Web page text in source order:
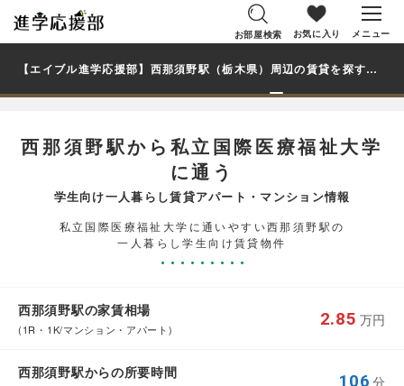
お部屋検索 お気に入り メニュー
【エイブル進学応援部】西那須野駅（栃木県）周辺の賃貸を探す｜私立国際医療福祉大学学生・大学生の一人暮らし向け賃貸マンション・アパート
西那須野駅から私立国際医療福祉大学
に通う
学生向け一人暮らし賃貸アパート・マンション情報
私立国際医療福祉大学に通いやすい西那須野駅の
一人暮らし学生向け賃貸物件
西那須野駅の家賃相場
(1R・1K/マンション・アパート)
2.85 万円
西那須野駅からの所要時間 106 分